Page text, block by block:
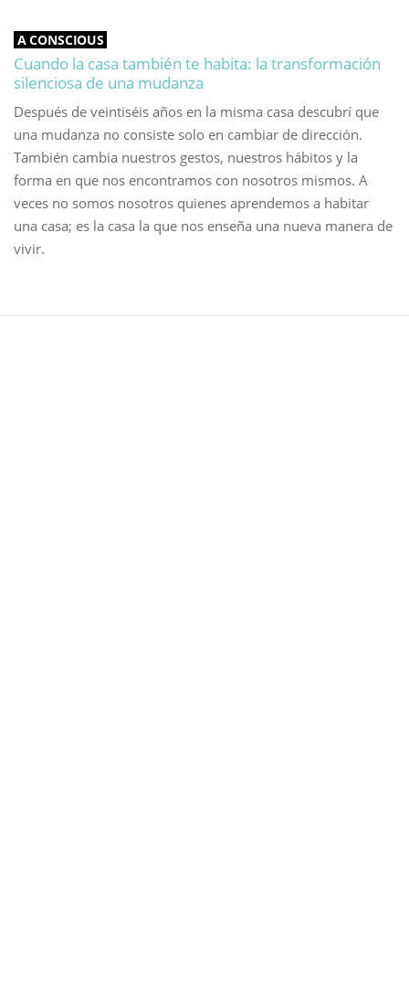
A CONSCIOUS
Cuando la casa también te habita: la transformación
silenciosa de una mudanza
Después de veintiséis años en la misma casa descubrí que
una mudanza no consiste solo en cambiar de dirección.
También cambia nuestros gestos, nuestros hábitos y la
forma en que nos encontramos con nosotros mismos. A
veces no somos nosotros quienes aprendemos a habitar
una casa; es la casa la que nos enseña una nueva manera de
vivir.